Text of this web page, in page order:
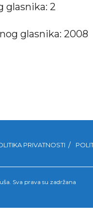
glasnika: 2
glasnika: 2008
PRIVATNOSTI
Sva prava su zadržana